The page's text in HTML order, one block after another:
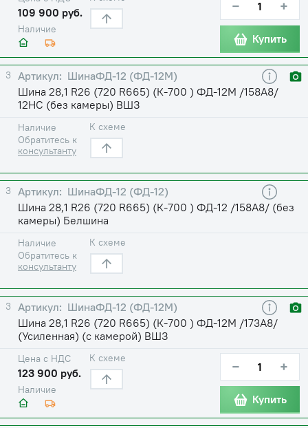
Наличие
109 900 руб. − +
Купить
3
ШинаФД-12 (ФД-12М)
Шина 28,1 R26 (720 R665) (К-700 ) ФД-12М /158A8/
12НС (без камеры) ВШЗ
Наличие
Обратитесь к
консультанту
К схеме
3
ШинаФД-12 (ФД-12)
Шина 28,1 R26 (720 R665) (К-700 ) ФД-12 /158A8/ (без
камеры) Белшина
Наличие
Обратитесь к
консультанту
К схеме
3
ШинаФД-12 (ФД-12М)
Шина 28,1 R26 (720 R665) (К-700 ) ФД-12М /173A8/
(Усиленная) (с камерой) ВШЗ
Наличие
Цена с НДС
123 900 руб.
К схеме − +
Купить